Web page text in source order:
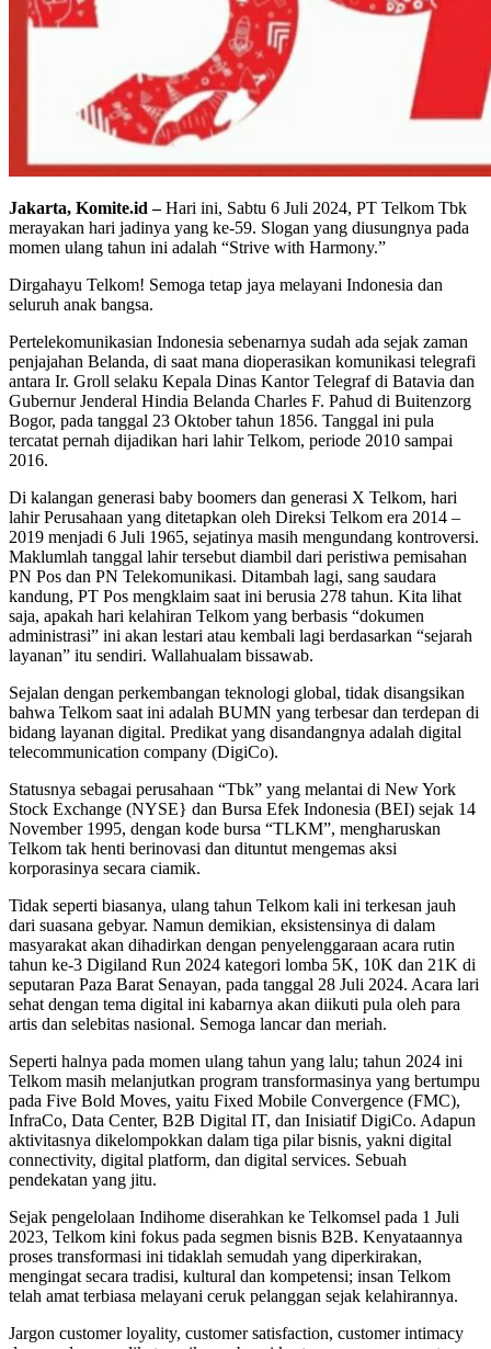
Jakarta, Komite.id –Hari ini, Sabtu 6 Juli 2024, PT Telkom Tbk
merayakan hari jadinya yang ke-59. Slogan yang diusungnya pada
momen ulang tahun ini adalah “Strive with Harmony.”
Dirgahayu Telkom! Semoga tetap jaya melayani Indonesia dan
seluruh anak bangsa.
Pertelekomunikasian Indonesia sebenarnya sudah ada sejak zaman
penjajahan Belanda, di saat mana dioperasikan komunikasi telegrafi
antara Ir. Groll selaku Kepala Dinas Kantor Telegraf di Batavia dan
Gubernur Jenderal Hindia Belanda Charles F. Pahud di Buitenzorg
Bogor, pada tanggal 23 Oktober tahun 1856. Tanggal ini pula
tercatat pernah dijadikan hari lahir Telkom, periode 2010 sampai
2016.
Di kalangan generasi baby boomers dan generasi X Telkom, hari
lahir Perusahaan yang ditetapkan oleh Direksi Telkom era 2014 –
2019 menjadi 6 Juli 1965, sejatinya masih mengundang kontroversi.
Maklumlah tanggal lahir tersebut diambil dari peristiwa pemisahan
PN Pos dan PN Telekomunikasi. Ditambah lagi, sang saudara
kandung, PT Pos mengklaim saat ini berusia 278 tahun. Kita lihat
saja, apakah hari kelahiran Telkom yang berbasis “dokumen
administrasi” ini akan lestari atau kembali lagi berdasarkan “sejarah
layanan” itu sendiri. Wallahualam bissawab.
Sejalan dengan perkembangan teknologi global, tidak disangsikan
bahwa Telkom saat ini adalah BUMN yang terbesar dan terdepan di
bidang layanan digital. Predikat yang disandangnya adalah digital
telecommunication company (DigiCo).
Statusnya sebagai perusahaan “Tbk” yang melantai di New York
Stock Exchange (NYSE} dan Bursa Efek Indonesia (BEI) sejak 14
November 1995, dengan kode bursa “TLKM”, mengharuskan
Telkom tak henti berinovasi dan dituntut mengemas aksi
korporasinya secara ciamik.
Tidak seperti biasanya, ulang tahun Telkom kali ini terkesan jauh
dari suasana gebyar. Namun demikian, eksistensinya di dalam
masyarakat akan dihadirkan dengan penyelenggaraan acara rutin
tahun ke-3 Digiland Run 2024 kategori lomba 5K, 10K dan 21K di
seputaran Paza Barat Senayan, pada tanggal 28 Juli 2024. Acara lari
sehat dengan tema digital ini kabarnya akan diikuti pula oleh para
artis dan selebitas nasional. Semoga lancar dan meriah.
Seperti halnya pada momen ulang tahun yang lalu; tahun 2024 ini
Telkom masih melanjutkan program transformasinya yang bertumpu
pada Five Bold Moves, yaitu Fixed Mobile Convergence (FMC),
InfraCo, Data Center, B2B Digital IT, dan Inisiatif DigiCo. Adapun
aktivitasnya dikelompokkan dalam tiga pilar bisnis, yakni digital
connectivity, digital platform, dan digital services. Sebuah
pendekatan yang jitu.
Sejak pengelolaan Indihome diserahkan ke Telkomsel pada 1 Juli
2023, Telkom kini fokus pada segmen bisnis B2B. Kenyataannya
proses transformasi ini tidaklah semudah yang diperkirakan,
mengingat secara tradisi, kultural dan kompetensi; insan Telkom
telah amat terbiasa melayani ceruk pelanggan sejak kelahirannya.
Jargon customer loyality, customer satisfaction, customer intimacy